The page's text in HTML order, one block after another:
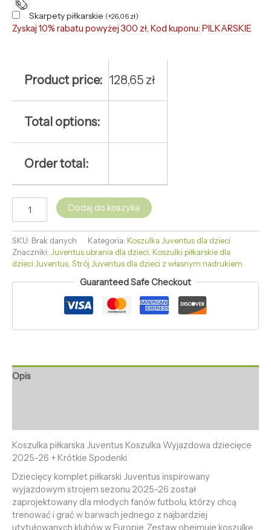
Skarpety piłkarskie (+26,06 zł)
Zyskaj 10% rabatu powyżej 300 zł, Kod kuponu: PILKARSKIE
Product price: 128,65 zł
Total options:
Order total:
Dodaj do koszyka
SKU: Brak danych Kategoria: Koszulka Juventus dla dzieci
Znaczniki: Juventus ubrania dla dzieci, Koszulki piłkarskie dla
dzieci Juventus, Strój Juventus dla dzieci z własnym nadrukiem
Guaranteed Safe Checkout
Opis
Koszulka piłkarska Juventus Koszulka Wyjazdowa dziecięce
2025-26 + Krótkie Spodenki
Dziecięcy komplet piłkarski Juventus inspirowany
wyjazdowym strojem sezonu 2025-26 został
zaprojektowany dla młodych fanów futbolu, którzy chcą
trenować i grać w barwach jednego z najbardziej
utytułowanych klubów w Europie. Zestaw obejmuje koszulkę